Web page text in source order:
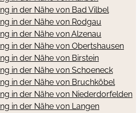
in der Nähe von Bad Vilbel
in der Nähe von Rodgau
in der Nähe von Alzenau
in der Nähe von Obertshausen
in der Nähe von Birstein
in der Nähe von Schoeneck
in der Nähe von Bruchköbel
in der Nähe von Niederdorfelden
in der Nähe von Langen